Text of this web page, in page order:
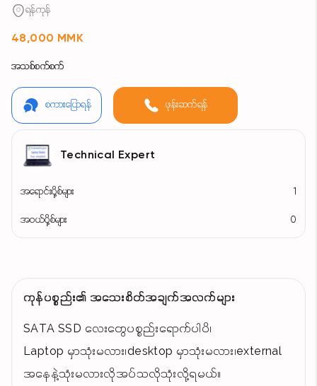
ရန်ကုန်
48,000 MMK
အသစ်စက်စက်
စကားပြောရန် ဖုန်းဆက်ရန်
Technical Expert
အရောင်းပို့စ်များ
အဝယ်ပို့စ်များ 0
ကုန်ပစ္စည်း၏ အသေးစိတ်အချက်အလက်များ
SATA SSD လေးတွေပစ္စည်းရောက်ပါပိ၊
Laptop မှာသုံးမလား၊desktop မှာသုံးမလား၊external
အနေနဲ့သုံးမလားလိုအပ်သလိုသုံးလို့ရမယ်။